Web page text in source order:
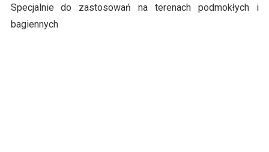
Specjalnie do zastosowań na terenach podmokłych i
bagiennych